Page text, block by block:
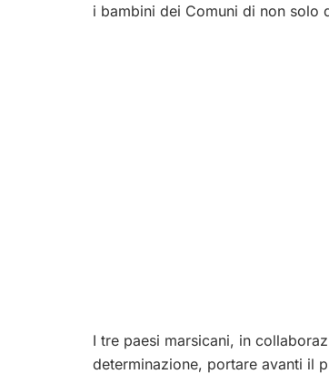
i bambini dei Comuni di non solo
I tre paesi marsicani, in
determinazione, portare avanti il